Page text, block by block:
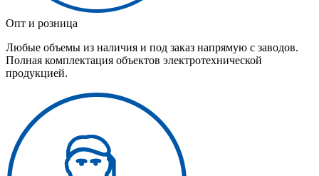
Опт и розница
Любые объемы из наличия и под заказ напрямую с заводов.
Полная комплектация объектов электротехнической
продукцией.